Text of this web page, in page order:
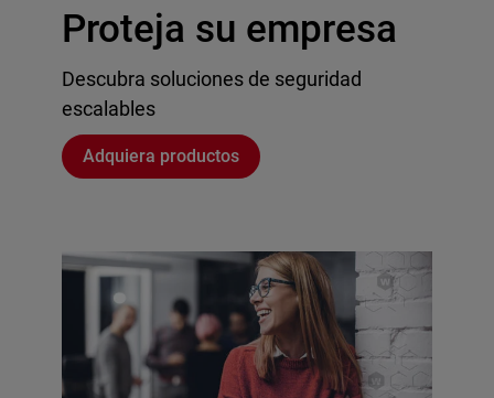
Proteja su empresa
Descubra soluciones de seguridad
escalables
Adquiera productos